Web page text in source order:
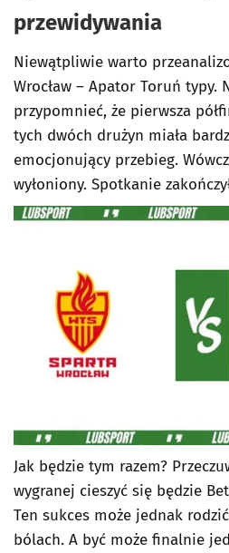
przewidywania
Niewątpliwie warto
Wrocław – Apator Toruń typy.
przypomnieć, że pierwsza
tych dwóch drużyn miała
emocjonujący przebieg.
wyłoniony. Spotkanie
Jak będzie tym razem?
wygranej cieszyć się będzie
Ten sukces może jednak
bólach. A być może finalnie